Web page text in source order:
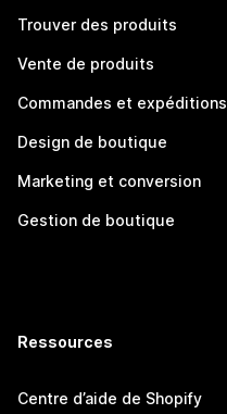
Trouver des produits
Vente de produits
Commandes et expéditions
Design de boutique
Marketing et conversion
Gestion de boutique
Ressources
Centre d’aide de Shopify